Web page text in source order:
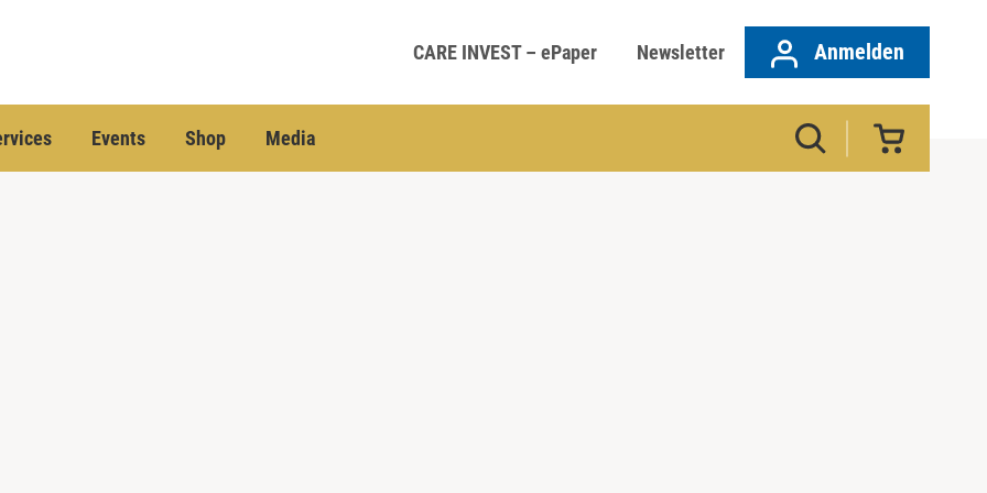
CARE INVEST – ePaper Newsletter Anmelden
Events Shop Media